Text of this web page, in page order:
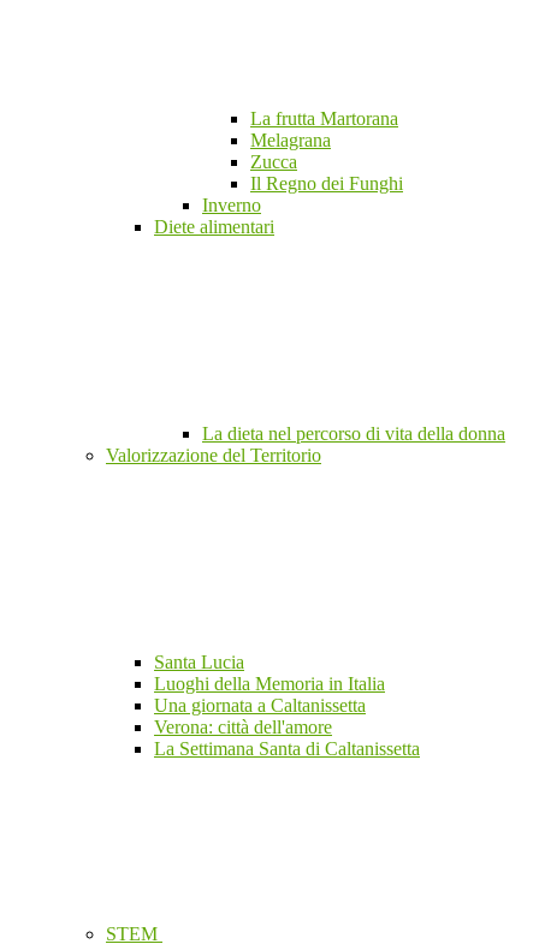
La frutta Martorana
Melagrana
Zucca
Il Regno dei Funghi
Inverno
Diete alimentari
La dieta nel percorso di vita della donna
Valorizzazione del Territorio
Santa Lucia
Luoghi della Memoria in Italia
Una giornata a Caltanissetta
Verona: città dell'amore
La Settimana Santa di Caltanissetta
STEM